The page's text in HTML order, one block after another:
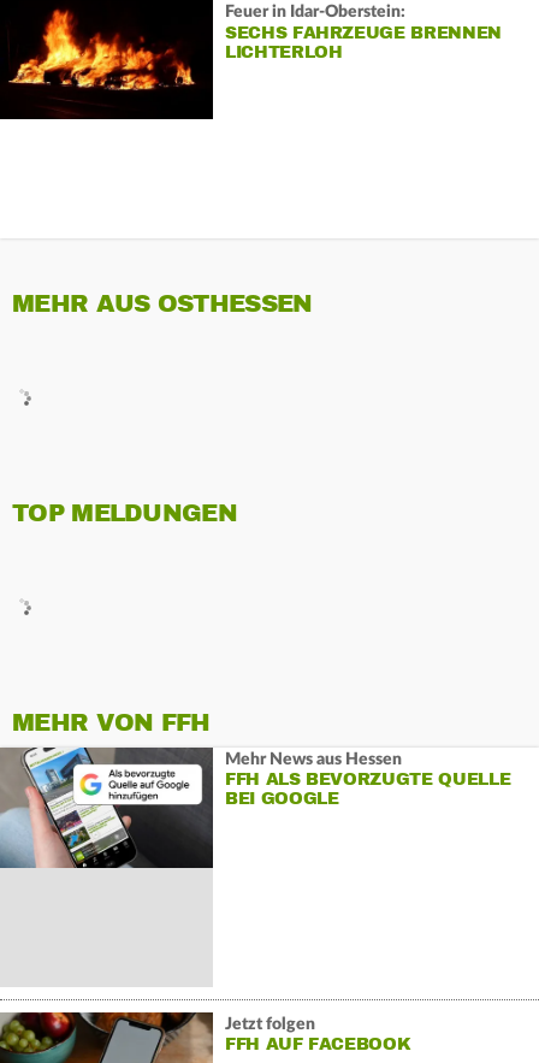
Feuer in Idar-Oberstein:
SECHS FAHRZEUGE BRENNEN
LICHTERLOH
MEHR AUS OSTHESSEN
TOP MELDUNGEN
MEHR VON FFH
Mehr News aus Hessen
FFH ALS BEVORZUGTE QUELLE
BEI GOOGLE
Jetzt folgen
FFH AUF FACEBOOK